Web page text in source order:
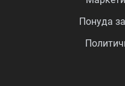
Понуда